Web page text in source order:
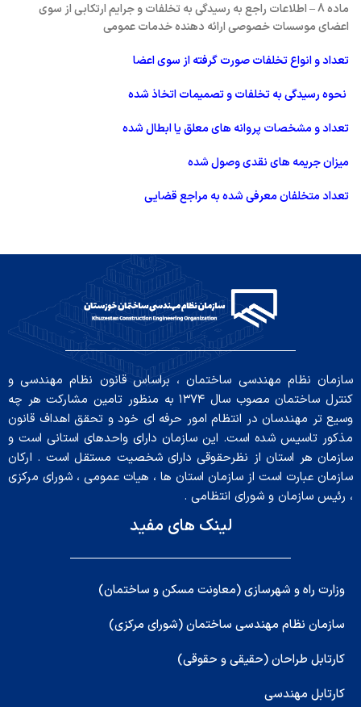
ماده 8 – اطلاعات راجع به رسیدگی به تخلفات و جرایم ارتکابی از سوی
اعضای موسسات خصوصی ارائه دهنده خدمات عمومی
تعداد و انواع تخلفات صورت گرفته از سوی اعضا
نحوه رسیدگی به تخلفات و تصمیمات اتخاذ شده
تعداد و مشخصات پروانه های معلق یا ابطال شده
میزان جریمه های نقدی وصول شده
تعداد متخلفان معرفی شده به مراجع قضایی
سازمان نظام مهندسی ساختمان ، براساس قانون نظام مهندسی و
کنترل ساختمان مصوب سال ۱۳۷۴ به منظور تامین مشارکت هر چه
وسیع تر مهندسان در انتظام امور حرفه ای خود و تحقق اهداف قانون
مذکور تاسیس شده است. این سازمان دارای واحدهای استانی است و
سازمان هر استان از نظرحقوقی دارای شخصیت مستقل است . ارکان
سازمان عبارت است از سازمان استان ها ، هیات عمومی ، شورای مرکزی
، رئیس سازمان و شورای انتظامی .
لینک های مفید
وزارت راه و شهرسازی (معاونت مسکن و ساختمان)
سازمان نظام مهندسی ساختمان (شورای مرکزی)
کارتابل طراحان (حقیقی و حقوقی)
کارتابل مهندسی